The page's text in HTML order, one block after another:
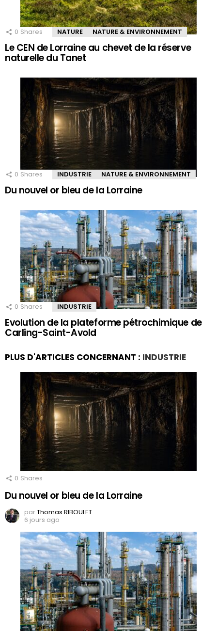
0 Shares NATURE NATURE & ENVIRONNEMENT
Le CEN de Lorraine au chevet de la réserve
naturelle du Tanet
0 Shares INDUSTRIE NATURE & ENVIRONNEMENT
Du nouvel or bleu de la Lorraine
0 Shares INDUSTRIE
Evolution de la plateforme pétrochimique de
Carling-Saint-Avold
PLUS D'ARTICLES CONCERNANT : INDUSTRIE
0 Shares
Du nouvel or bleu de la Lorraine
parThomas RIBOULET
6 jours ago